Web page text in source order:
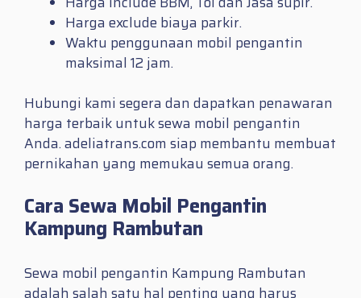
Harga exclude biaya parkir.
Waktu penggunaan mobil pengantin
maksimal 12 jam.
Hubungi kami segera dan dapatkan penawaran
harga terbaik untuk sewa mobil pengantin
Anda. adeliatrans.com siap membantu membuat
pernikahan yang memukau semua orang.
Cara Sewa Mobil Pengantin
Kampung Rambutan
Sewa mobil pengantin Kampung Rambutan
adalah salah satu hal penting yang harus